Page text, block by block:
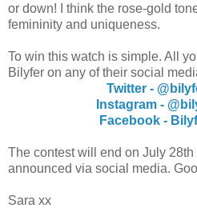
or down! I think the rose-gold
femininity and uniqueness.
To win this watch is simple. All
Bilyfer on any of their social
Twitter -
Instagram -
Facebook -
The contest will end on July
announced via social media.
Sara xx